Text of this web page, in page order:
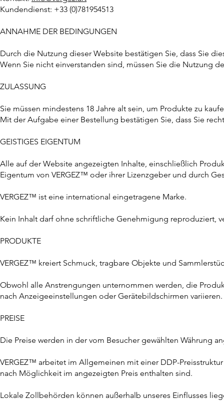
Kundendienst: +33 (0)781954513
ANNAHME DER BEDINGUNGEN
Durch die Nutzung dieser Website bestätigen Sie, dass Sie
Wenn Sie nicht einverstanden sind, müssen Sie die Nutzung
ZULASSUNG
Sie müssen mindestens 18 Jahre alt sein, um Produkte zu
Mit der Aufgabe einer Bestellung bestätigen Sie, dass Sie
GEISTIGES EIGENTUM
Alle auf der Website angezeigten Inhalte, einschließlich
Eigentum von VERGEZ™ oder ihrer Lizenzgeber und durch
VERGEZ™ ist eine international eingetragene Marke.
Kein Inhalt darf ohne schriftliche Genehmigung reproduziert,
PRODUKTE
VERGEZ™ kreiert Schmuck, tragbare Objekte und
Obwohl alle Anstrengungen unternommen werden, die
nach Anzeigeeinstellungen oder Gerätebildschirmen variieren.
PREISE
Die Preise werden in der vom Besucher gewählten Währung
VERGEZ™ arbeitet im Allgemeinen mit einer DDP-
nach Möglichkeit im angezeigten Preis enthalten sind.
Lokale Zollbehörden können außerhalb unseres Einflusses